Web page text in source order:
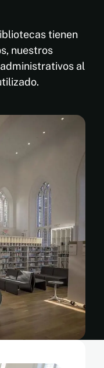
tienen
nuestros
al